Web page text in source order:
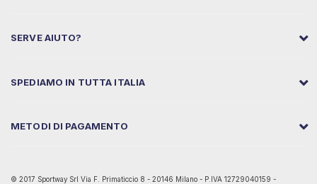
SERVE AIUTO?
SPEDIAMO IN TUTTA ITALIA
METODI DI PAGAMENTO
© 2017 Sportway Srl Via F. Primaticcio 8 - 20146 Milano - P.IVA 12729040159 -